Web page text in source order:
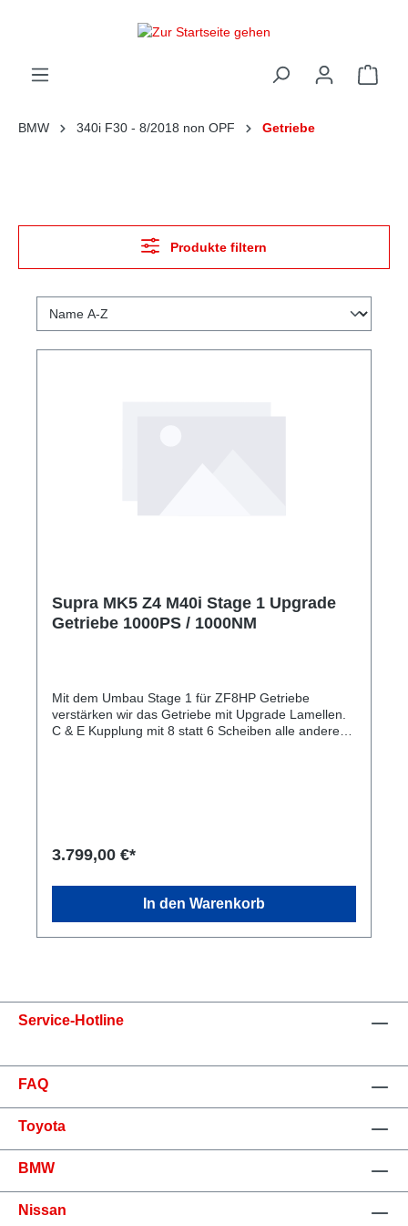
BMW 340i F30 - 8/2018 non OPF Getriebe
Produkte filtern
Supra MK5 Z4 M40i Stage 1 Upgrade
Getriebe 1000PS / 1000NM
Mit dem Umbau Stage 1 für ZF8HP Getriebe
verstärken wir das Getriebe mit Upgrade Lamellen.
C & E Kupplung mit 8 statt 6 Scheiben alle anderen
3.799,00 €*
In den Warenkorb
Service-Hotline
FAQ
Toyota
BMW
Nissan